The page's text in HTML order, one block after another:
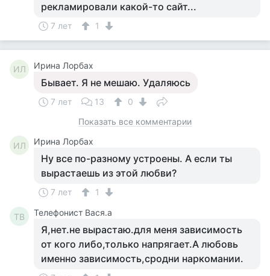
рекламировали какой-то сайт...
7 лет 1
ИЛ Ирина Лорбах
Бывает. Я не мешаю. Удаляюсь
7 лет 13
0
Показать все комментарии
ИЛ Ирина Лорбах
Ну все по-разному устроены. А если ты
вырастаешь из этой любви?
7 лет 1
ТВ Телефонист Вася.а
Я,нет.не вырастаю.для меня зависимость
от кого либо,только напрягает.А любовь
именно зависимость,сродни наркомании.